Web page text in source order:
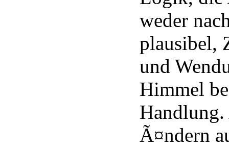
weder
plausibel,
und
Himmel
Handlung.
Ã¤ndern